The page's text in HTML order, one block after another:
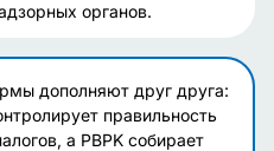
органов.
дополняют друг друга:
правильность
а PBPK собирает